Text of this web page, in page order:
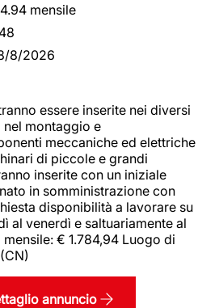
mensile
8/2026
essere inserite nei diversi
montaggio e
meccaniche ed elettriche
di piccole e grandi
inserite con un iniziale
in somministrazione con
disponibilità a lavorare su
al venerdì e saltuariamente al
€ 1.784,94 Luogo di
annuncio